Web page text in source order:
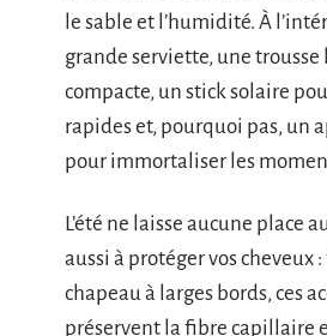
le sable et l’humidité. À
grande serviette, une trousse
compacte, un stick solaire
rapides et, pourquoi pas, un
pour immortaliser les
L’été ne laisse aucune place
aussi à protéger vos cheveux
chapeau à larges bords, ces
préservent la fibre capillaire